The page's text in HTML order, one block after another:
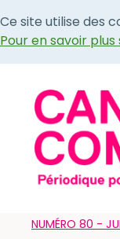
Ce site utilise des
Pour en savoir
NUMÉRO 80 -